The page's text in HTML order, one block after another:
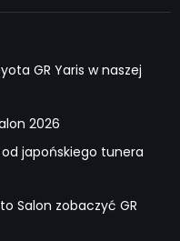
GR Yaris w naszej
2026
od japońskiego tunera
Salon zobaczyć GR